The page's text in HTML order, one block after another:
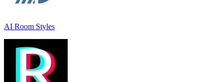
AI Room Styles